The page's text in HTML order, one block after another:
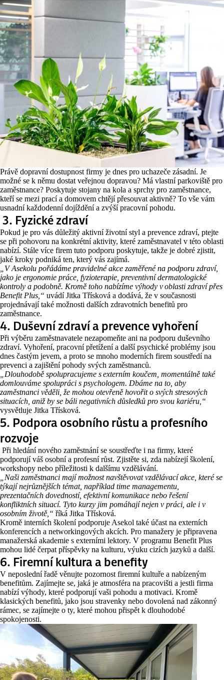
Právě dopravní dostupnost firmy je dnes pro uchazeče zásadní. Je
možné se k němu dostat veřejnou dopravou? Má vlastní parkoviště pro
zaměstnance? Poskytuje stojany na kola a sprchy pro zaměstnance,
kteří se mezi prací a domovem chtějí přesouvat aktivně? To vše vám
usnadní každodenní dojíždění a zvýší pracovní pohodu.
3. Fyzické zdraví
Pokud je pro vás důležitý aktivní životní styl a prevence zdraví, ptejte
se při pohovoru na konkrétní aktivity, které zaměstnavatel v této oblasti
nabízí. Stále více firem tuto podporu poskytuje, takže je dobré zjistit,
jaké kroky podniká ten, který vás zajímá.
„V Asekolu pořádáme pravidelné akce zaměřené na podporu zdraví,
jako je ergonomie práce, fyzioterapie, preventivní dermatologické
kontroly a podobně. Kromě toho nabízíme výhody v oblasti zdraví přes
Benefit Plus,“ uvádí Jitka Třísková a dodává, že v současnosti
projednávají také možnosti dalších zdravotních benefitů pro
zaměstnance.
4. Duševní zdraví a prevence vyhoření
Při výběru zaměstnavatele nezapomeňte ani na podporu duševního
zdraví. Vyhoření, pracovní přetížení a další psychické problémy jsou
dnes častým jevem, a proto se mnoho moderních firem soustředí na
prevenci a zajištění pohody svých zaměstnanců.
„Dlouhodobě spolupracujeme s externím koučem, momentálně také
domlouváme spolupráci s psychologem. Dbáme na to, aby
zaměstnanci věděli, že mohou otevřeně hovořit o svých stresových
situacích, aniž by se báli negativních důsledků pro svou kariéru,“
vysvětluje Jitka Třísková.
5. Podpora osobního růstu a profesního
rozvoje
Při hledání nového zaměstnání se soustřeďte i na firmy, které
podporují váš osobní a profesní růst. Zjistěte si, zda nabízejí školení,
workshopy nebo příležitosti k dalšímu vzdělávání.
„Naši zaměstnanci mají možnost navštěvovat vzdělávací akce, které se
týkají nejrůznějších témat, například time managementu,
prezentačních dovedností, efektivní komunikace nebo řešení
konfliktních situací. Tyto kurzy jim pomáhají nejen v práci, ale i v
osobním životě,“ říká Jitka Třísková.
Kromě interních školení podporuje Asekol také účast na externích
konferencích a networkingových akcích. Pro manažery je připravena
manažerská akademie s externími lektory. V programu Benefit Plus
mohou lidé čerpat příspěvky na kulturu, výuku cizích jazyků a další.
6. Firemní kultura a benefity
V neposlední řadě věnujte pozornost firemní kultuře a nabízeným
benefitům. Zajímejte se, jaká je atmosféra na pracovišti a jestli firma
nabízí výhody, které podporují vaši pohodu a motivaci. Kromě
klasických benefitů, jako jsou stravenky nebo dovolená nad zákonný
rámec, se zajímejte o ty, které mohou přispět k dlouhodobé
spokojenosti.